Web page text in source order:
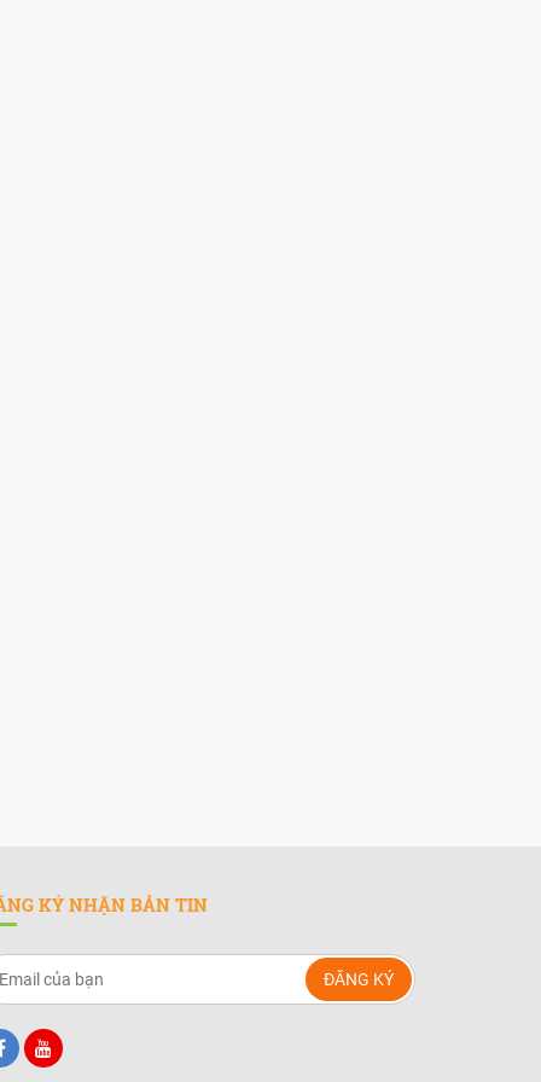
KÝ NHẬN BẢN TIN
ĐĂNG KÝ